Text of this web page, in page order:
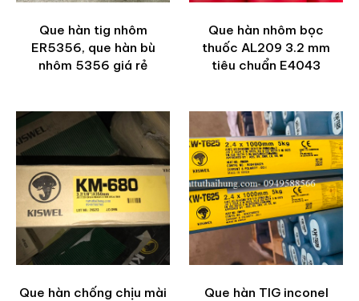
Que hàn tig nhôm
ER5356, que hàn bù
nhôm 5356 giá rẻ
Que hàn nhôm bọc
thuốc AL209 3.2 mm
tiêu chuẩn E4043
Que hàn chống chịu mài
Que hàn TIG inconel